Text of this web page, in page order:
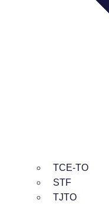
TCE-TO
STF
TJTO